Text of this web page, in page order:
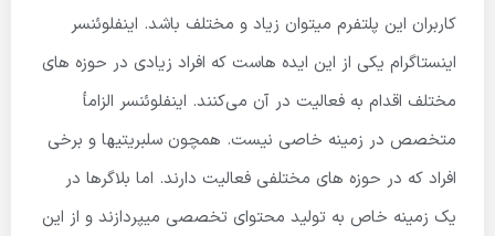
کاربران این پلتفرم می­توان زیاد و مختلف باشد. اینفلوئنسر
اینستاگرام یکی از این ایده­ هاست که افراد زیادی در حوزه ­های
مختلف اقدام به فعالیت در آن می‌کنند. اینفلوئنسر الزامأ
متخصص در زمینه خاصی نیست. همچون سلبریتی­ها و برخی
افراد که در حوزه ­های مختلفی فعالیت دارند. اما بلاگرها در
یک زمینه خاص به تولید محتوای تخصصی می­پردازند و از این